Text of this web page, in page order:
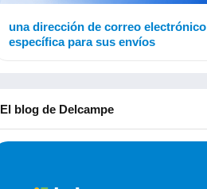
una dirección de correo electrónico
específica para sus envíos
El blog de Delcampe